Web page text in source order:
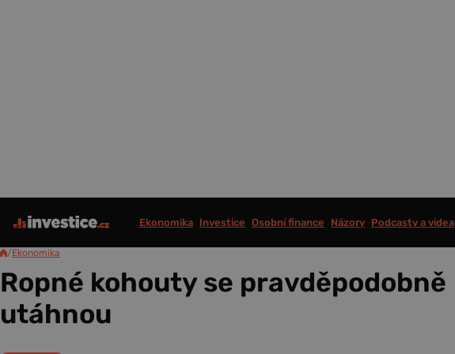
Ekonomika Investice Osobní finance Názory Podcasty a videa
/Ekonomika
Ropné kohouty se pravděpodobně
utáhnou